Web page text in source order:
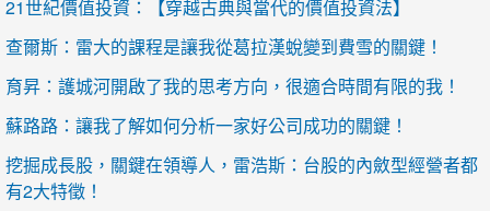
21世紀價值投資：【穿越古典與當代的價值投資法】
查爾斯：雷大的課程是讓我從葛拉漢蛻變到費雪的關鍵！
育昇：護城河開啟了我的思考方向，很適合時間有限的我！
蘇路路：讓我了解如何分析一家好公司成功的關鍵！
挖掘成長股，關鍵在領導人，雷浩斯：台股的內斂型經營者都
有2大特徵！